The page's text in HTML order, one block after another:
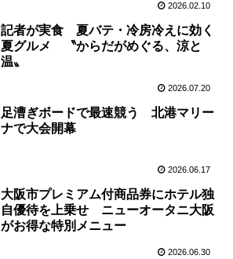
2026.02.10
記者が実食 夏バテ・冷房冷えに効く
夏グルメ 〝からだがめぐる、涼と
温〟
2026.07.20
足漕ぎボードで最速競う 北港マリー
ナで大会開幕
2026.06.17
大阪市プレミアム付商品券にホテル独
自優待を上乗せ ニューオータニ大阪
がお得な特別メニュー
2026.06.30